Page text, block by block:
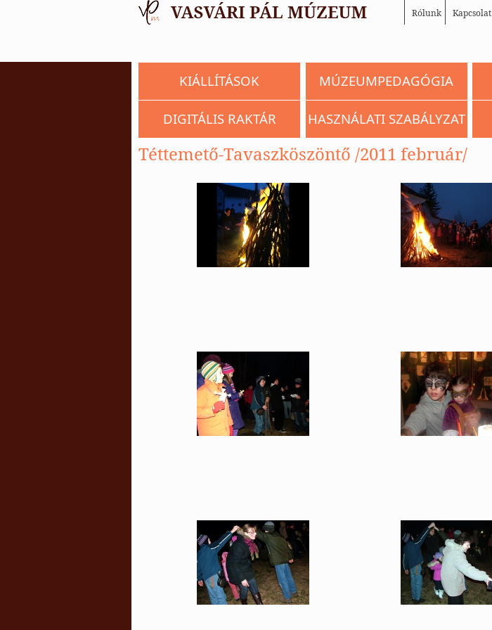
Rólunk Kapcsolat
KIÁLLÍTÁSOK MÚZEUMPEDAGÓGIA
DIGITÁLIS RAKTÁR HASZNÁLATI SZABÁLYZAT
Téttemető-Tavaszköszöntő /2011 február/